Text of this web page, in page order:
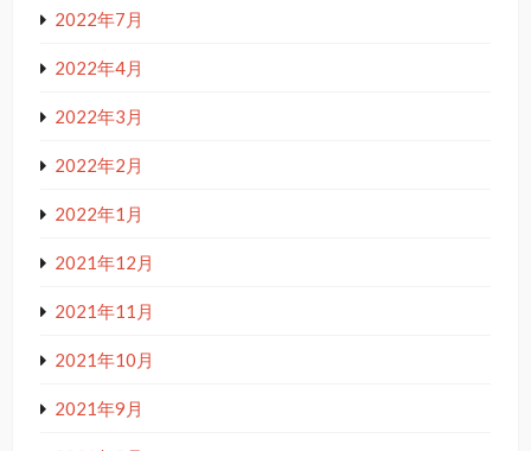
2022年7月
2022年4月
2022年3月
2022年2月
2022年1月
2021年12月
2021年11月
2021年10月
2021年9月